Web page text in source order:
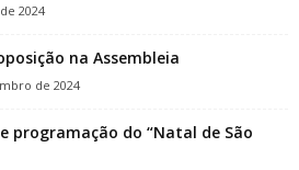
2024
na Assembleia
de 2024
programação do “Natal de São